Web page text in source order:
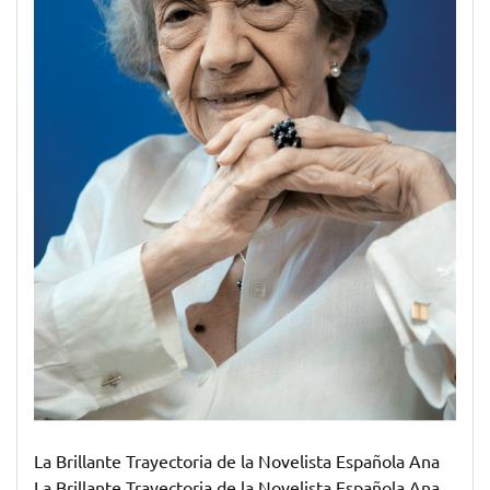
Inigualable
La Brillante Trayectoria de la Novelista Española Ana